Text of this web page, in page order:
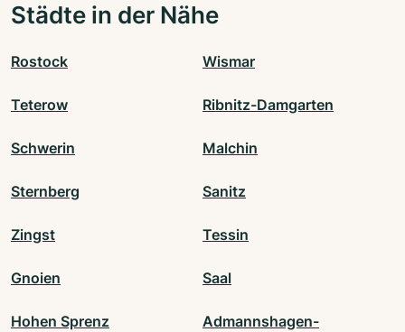
Städte in der Nähe
Rostock Wismar
Teterow Ribnitz-Damgarten
Schwerin Malchin
Sternberg Sanitz
Zingst Tessin
Gnoien Saal
Hohen Sprenz
Admannshagen-